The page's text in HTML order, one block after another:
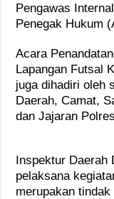
Pengawas
Penegak Hukum
Acara
Lapangan Futsal
juga dihadiri oleh
Daerah, Camat,
dan Jajaran
Inspektur Daerah
pelaksana
merupakan